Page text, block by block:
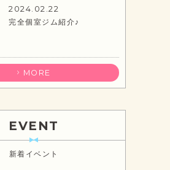
2024.02.22
完全個室ジム紹介♪
MORE
EVENT
新着イベント